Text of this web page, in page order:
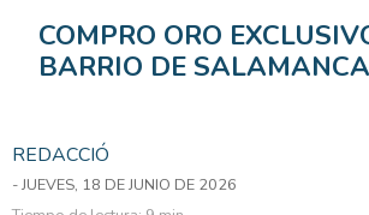
COMPRO ORO
BARRIO DE SALAMANCA
REDACCIÓ
- JUEVES, 18 DE JUNIO DE 2026